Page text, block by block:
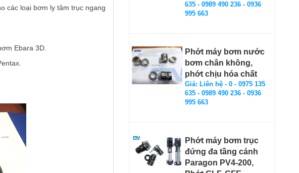
các loại bơm ly tâm trục ngang
Ebara 3D.
635 - 0989 490 236 - 0936
995 663
Phớt máy bơm nước
bơm chân không,
phớt chịu hóa chất
Giá: Liên hệ - 0 - 0975 135
635 - 0989 490 236 - 0936
995 663
Phớt máy bơm trục
đứng đa tầng cánh
Paragon PV4-200,